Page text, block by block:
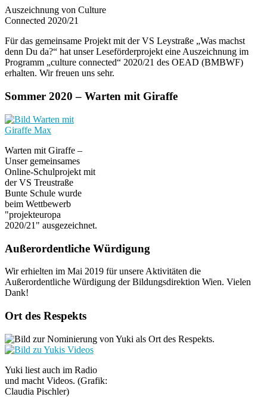
Auszeichnung von Culture
Connected 2020/21
Für das gemeinsame Projekt mit der VS Leystraße „Was machst
denn Du da?“ hat unser Leseförderprojekt eine Auszeichnung im
Programm „culture connected“ 2020/21 des OEAD (BMBWF)
erhalten. Wir freuen uns sehr.
Sommer 2020 – Warten mit Giraffe
Warten mit Giraffe –
Unser gemeinsames
Online-Schulprojekt mit
der VS Treustraße
Bunte Schule wurde
beim Wettbewerb
"projekteuropa
2020/21" ausgezeichnet.
Außerordentliche Würdigung
Wir erhielten im Mai 2019 für unsere Aktivitäten die
Außerordentliche Würdigung der Bildungsdirektion Wien. Vielen
Dank!
Ort des Respekts
Yuki liest auch im Radio
und macht Videos. (Grafik:
Claudia Pischler)